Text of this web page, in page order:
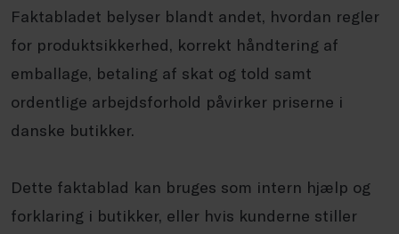
Faktabladet belyser blandt andet, hvordan regler
for produktsikkerhed, korrekt håndtering af
emballage, betaling af skat og told samt
ordentlige arbejdsforhold påvirker priserne i
danske butikker.
Dette faktablad kan bruges som intern hjælp og
forklaring i butikker, eller hvis kunderne stiller